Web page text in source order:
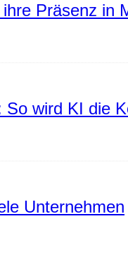
Präsenz in
wird KI die
Unternehmen